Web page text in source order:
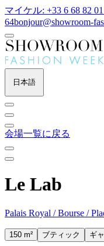
マイケル: +33 6 68 82
64bonjour@showroom-
日本語
会場一覧に戻る
Le Lab
Palais Royal / Bourse /
150 m² ブティック ギ